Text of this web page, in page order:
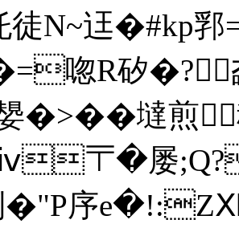
Ν~迋�#kp郛
唿R矽�?
�>��墶煎
〒�屡
�"P序